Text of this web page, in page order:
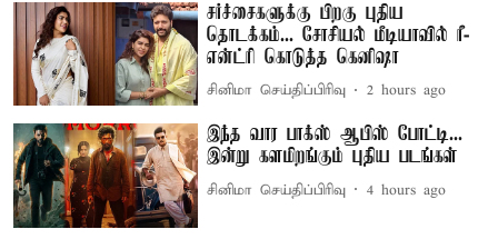
சர்ச்சைகளுக்கு பிறகு புதிய
தொடக்கம்... சோசியல் மீடியாவில் ரீ-
என்ட்ரி கொடுத்த கெனிஷா
சினிமா செய்திப்பிரிவு 2 hours ago
இந்த வார பாக்ஸ் ஆபிஸ் போட்டி...
இன்று களமிறங்கும் புதிய படங்கள்
சினிமா செய்திப்பிரிவு 4 hours ago